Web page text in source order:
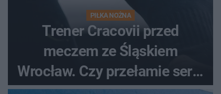
PIŁKA NOŻNA
Trener Cracovii przed
meczem ze Śląskiem
Wrocław. Czy przełamie serię